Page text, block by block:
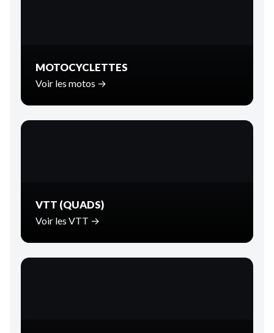
MOTOCYCLETTES
Voir les motos →
VTT (QUADS)
Voir les VTT →